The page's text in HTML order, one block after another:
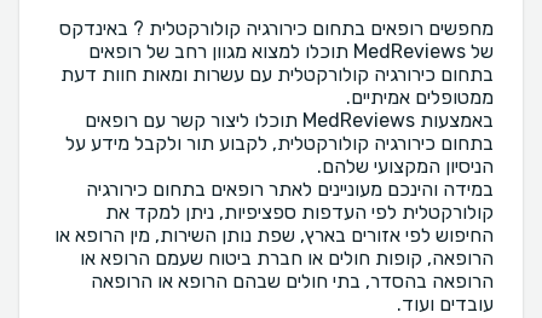
מחפשים רופאים בתחום כירורגיה קולורקטלית ? באינדקס
של MedReviews תוכלו למצוא מגוון רחב של רופאים
בתחום כירורגיה קולורקטלית עם עשרות ומאות חוות דעת
באמצעות MedReviews תוכלו ליצור קשר עם רופאים
בתחום כירורגיה קולורקטלית, לקבוע תור ולקבל מידע על
במידה והינכם מעוניינים לאתר רופאים בתחום כירורגיה
קולורקטלית לפי העדפות ספציפיות, ניתן למקד את
החיפוש לפי אזורים בארץ, שפת נותן השירות, מין הרופא או
הרופאה, קופות חולים או חברת ביטוח שעמם הרופא או
הרופאה בהסדר, בתי חולים שבהם הרופא או הרופאה
עובדים ועוד.